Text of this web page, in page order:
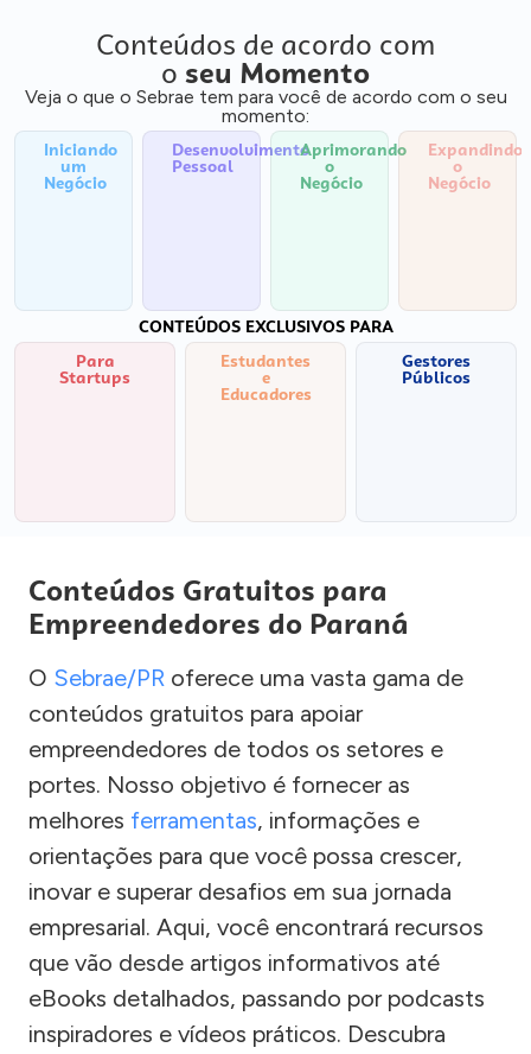
Conteúdos de acordo com
o seu Momento
Veja o que o Sebrae tem para você de acordo com o seu
momento:
Iniciando
um
Negócio
Desenvolvimento
Pessoal
Aprimorando
o
Negócio
Expandindo
o
Negócio
CONTEÚDOS EXCLUSIVOS PARA
Para
Startups
Estudantes
e
Educadores
Gestores
Públicos
Conteúdos Gratuitos para
Empreendedores do Paraná
O Sebrae/PR oferece uma vasta gama de
conteúdos gratuitos para apoiar
empreendedores de todos os setores e
portes. Nosso objetivo é fornecer as
melhores ferramentas, informações e
orientações para que você possa crescer,
inovar e superar desafios em sua jornada
empresarial. Aqui, você encontrará recursos
que vão desde artigos informativos até
eBooks detalhados, passando por podcasts
inspiradores e vídeos práticos. Descubra